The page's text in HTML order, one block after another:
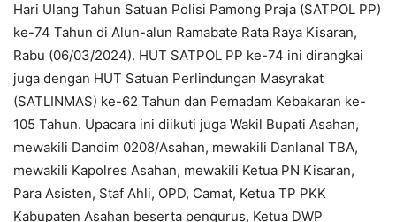
Hari Ulang Tahun Satuan Polisi Pamong Praja (SATPOL PP)
ke-74 Tahun di Alun-alun Ramabate Rata Raya Kisaran,
Rabu (06/03/2024). HUT SATPOL PP ke-74 ini dirangkai
juga dengan HUT Satuan Perlindungan Masyrakat
(SATLINMAS) ke-62 Tahun dan Pemadam Kebakaran ke-
105 Tahun. Upacara ini diikuti juga Wakil Bupati Asahan,
mewakili Dandim 0208/Asahan, mewakili Danlanal TBA,
mewakili Kapolres Asahan, mewakili Ketua PN Kisaran,
Para Asisten, Staf Ahli, OPD, Camat, Ketua TP PKK
Kabupaten Asahan beserta pengurus, Ketua DWP